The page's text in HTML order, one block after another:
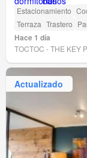
Estacionamiento
Terraza Trastero
Hace 1 día
TOCTOC - THE KEY
Actualizado